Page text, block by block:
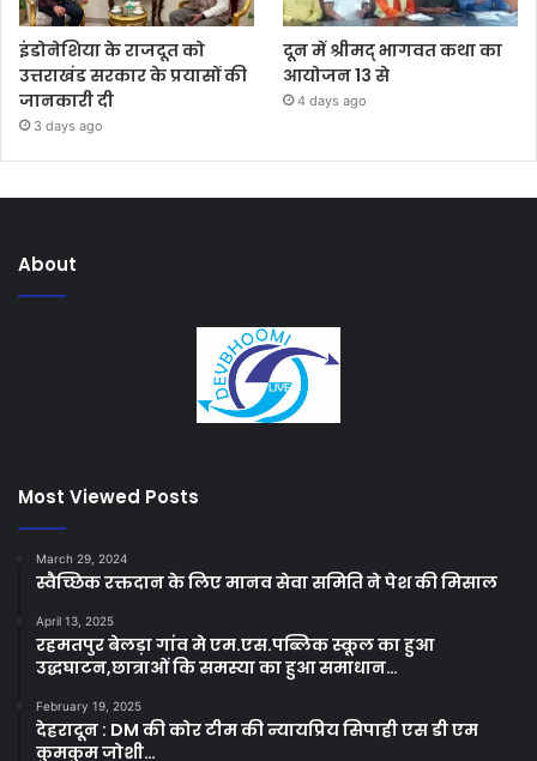
इंडोनेशिया के राजदूत को
उत्तराखंड सरकार के प्रयासों की
जानकारी दी
3 days ago
दून में श्रीमद् भागवत कथा का
आयोजन 13 से
4 days ago
About
Most Viewed Posts
March 29, 2024
स्वैच्छिक रक्तदान के लिए मानव सेवा समिति ने पेश की मिसाल
April 13, 2025
रहमतपुर बेलड़ा गांव मे एम.एस.पब्लिक स्कूल का हुआ
उद्धघाटन,छात्राओं कि समस्या का हुआ समाधान…
February 19, 2025
देहरादून : DM की कोर टीम की न्यायप्रिय सिपाही एस डी एम
कुमकुम जोशी…